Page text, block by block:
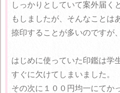
しっかりとしていて案外届く
もしましたが、そんなことは
捺印することが多いのですが
はじめに使っていた印鑑は学
すぐに欠けてしまいました。
その次に１００円均一にてか